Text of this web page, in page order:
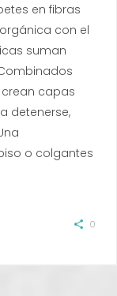
en fibras
con el
suman
capas
detenerse,
o colgantes
0